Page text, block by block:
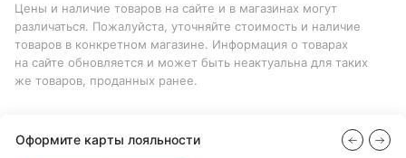
Цены и наличие товаров на сайте и в магазинах могут
различаться. Пожалуйста, уточняйте стоимость и наличие
товаров в конкретном магазине. Информация о товарах
на сайте обновляется и может быть неактуальна для таких
же товаров, проданных ранее.
Оформите карты лояльности